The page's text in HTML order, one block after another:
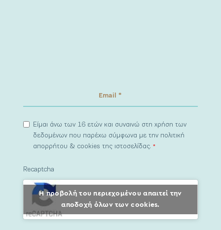
Είμαι άνω των 16 ετών και συναινώ στη χρήση των
δεδομένων που παρέχω σύμφωνα με την πολιτική
απορρήτου & cookies της ιστοσελίδας.*
Recaptcha
Η προβολή του περιεχομένου απαιτεί την
αποδοχή όλων των cookies.